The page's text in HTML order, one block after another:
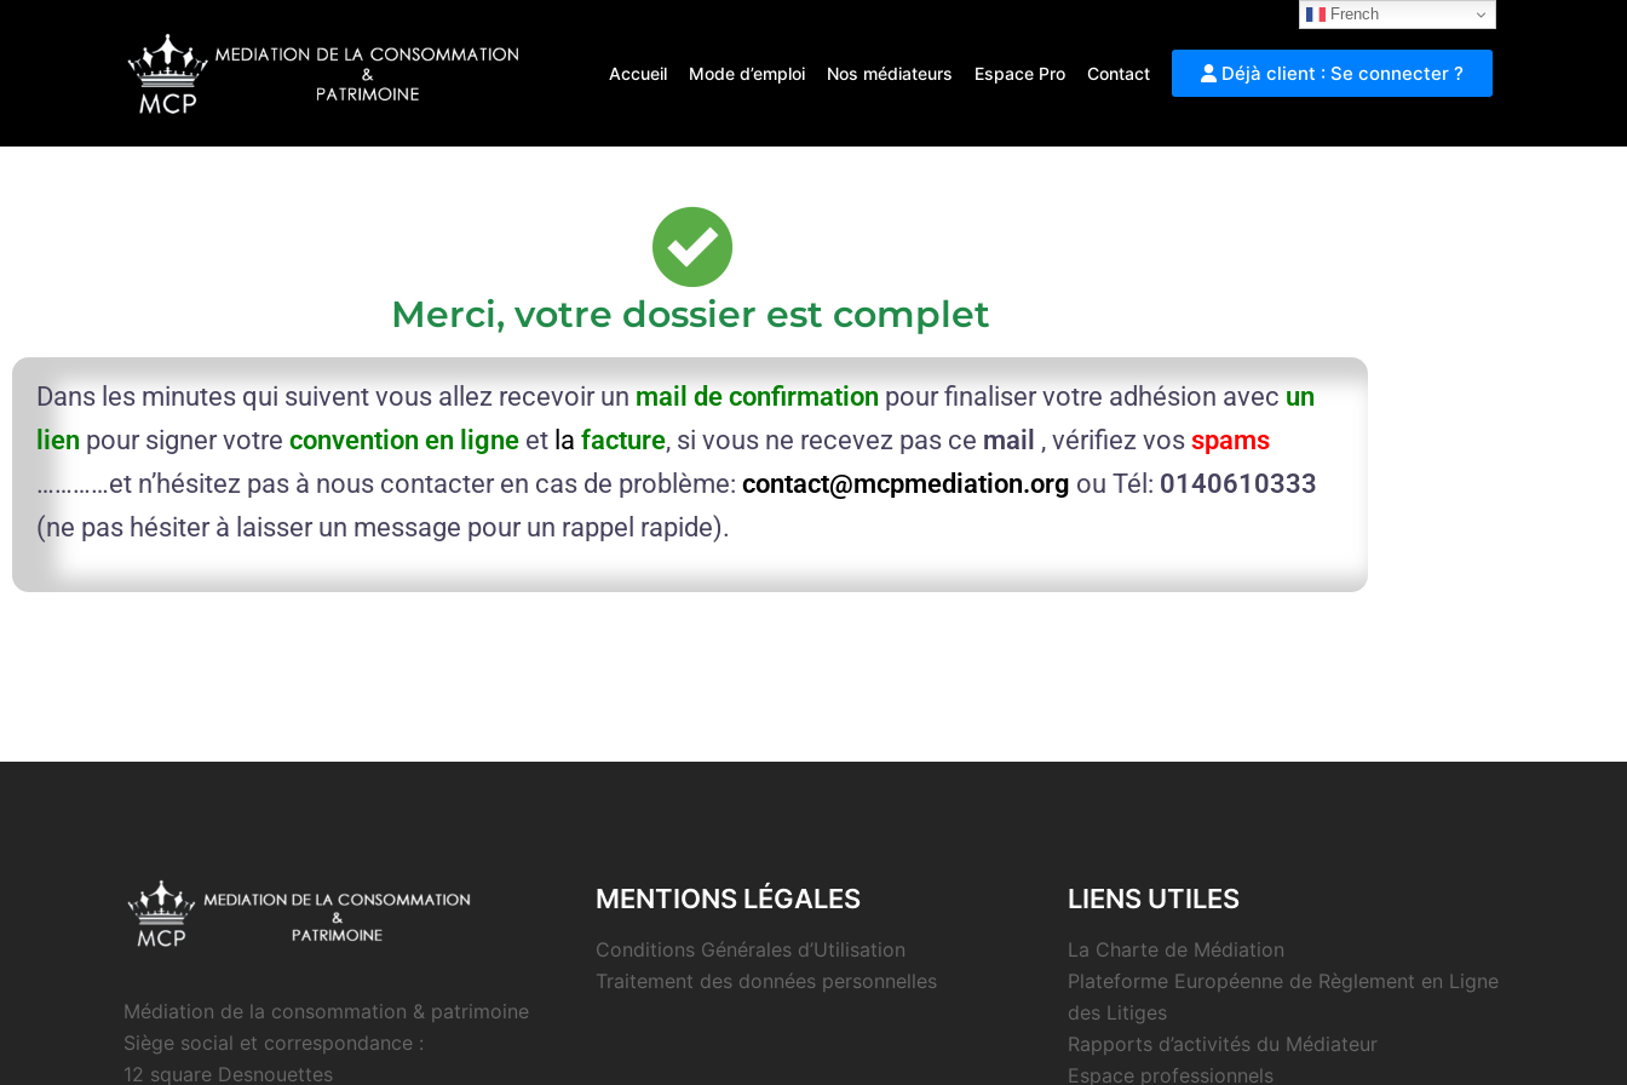
Accueil Mode d’emploi Nos médiateurs Espace Pro Contact Déjà client : Se connecter ?
Merci, votre dossier est complet
Dans les minutes qui suivent vous allez recevoir un mail de confirmation pour finaliser votre adhésion avec un
lien pour signer votre convention en ligne et a facture, si vous ne recevez pas ce mail , vérifiez vos spams
…………et n’hésitez pas à nous contacter en cas de problème: contact@mcpmediation.org ou Tél: 0140610333
(ne pas hésiter à laisser un message pour un rappel rapide).
Médiation de la consommation & patrimoine
Siège social et correspondance :
12 square Desnouettes
MENTIONS LÉGALES
Conditions Générales d’Utilisation
Traitement des données personnelles
LIENS UTILES
La Charte de Médiation
Plateforme Européenne de Règlement en Ligne
des Litiges
Rapports d’activités du Médiateur
Espace professionnels
French